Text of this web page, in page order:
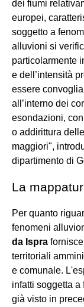
dei fiumi
europei,
soggetto a
alluvioni si
particolarmente
e dell’intensità
essere
all’interno dei
esondazioni,
o addirittura
maggiori",
dipartimento di
La
Per quanto
fenomeni
da Ispra
territoriali
e comunale.
infatti soggetta
già visto in